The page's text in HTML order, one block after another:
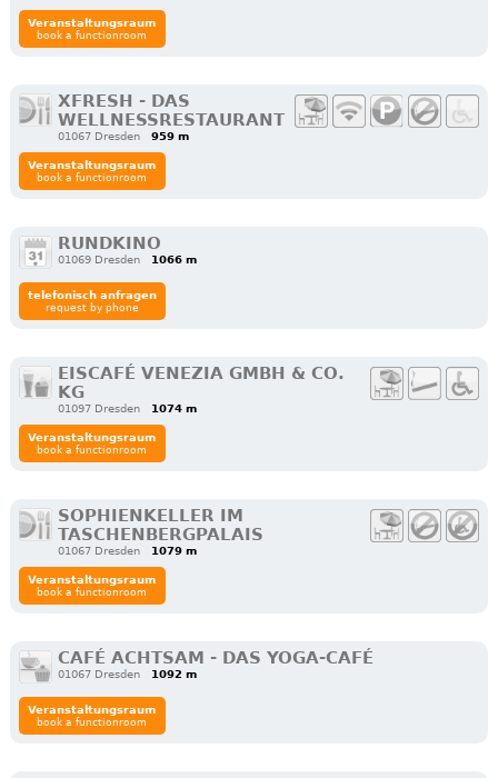
Veranstaltungsraum
book a functionroom
XFRESH - DAS
WELLNESSRESTAURANT
01067 Dresden 959 m
Veranstaltungsraum
book a functionroom
RUNDKINO
01069 Dresden 1066 m
telefonisch anfragen
request by phone
EISCAFÉ VENEZIA GMBH & CO.
KG
01097 Dresden 1074 m
Veranstaltungsraum
book a functionroom
SOPHIENKELLER IM
TASCHENBERGPALAIS
01067 Dresden 1079 m
Veranstaltungsraum
book a functionroom
CAFÉ ACHTSAM - DAS YOGA-CAFÉ
01067 Dresden 1092 m
Veranstaltungsraum
book a functionroom